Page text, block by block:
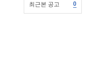
최근본 공고 0